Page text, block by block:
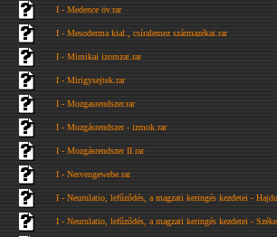
I - Medence öv.rar
I - Mesoderma kial., csíralemez származékai.rar
I - Mimikai izomzat.rar
I - Mirigysejtek.rar
I - Mozgasrendszer.rar
I - Mozgásrendszer - izmok.rar
I - Mozgásrendszer II.rar
I - Nervengewebe.rar
I - Neurulatio, lefűződés, a magzati keringés kezdetei -
I - Neurulatio, lefűződés, a magzati keringés kezdetei -